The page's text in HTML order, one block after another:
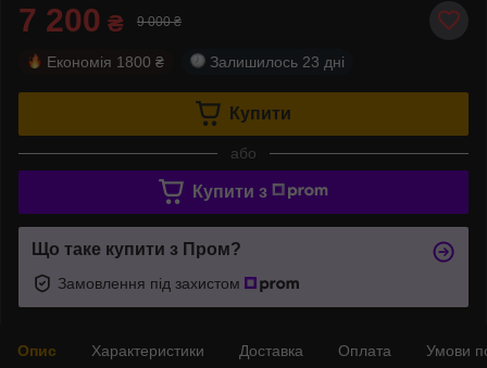
7 200 ₴ 9 000 ₴
Економія 1800 ₴ Залишилось 23 дні
Купити
або
Купити з
Що таке купити з Пром?
Замовлення під захистом
Опис Характеристики Доставка Оплата Умови